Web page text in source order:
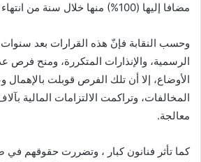
مضافا إليها (100%) منها خلال سنة من انتهاء تلك المهلة).
وحسب النقابة فإنّ هذه القرارات بعد
الرسمية، والإنذارات المتكررة، ومنح فرص
الأوضاع، إلا أن تلك الفرص قوبلت بالإهمال
المخالفات، وتراكمت الالتزامات المالية
معالجة.
كما تأثر فنانون كبار ، وتضررت حقوقهم في